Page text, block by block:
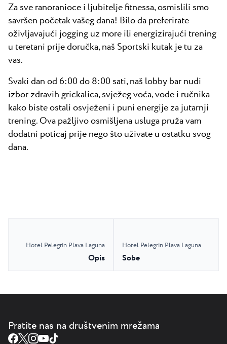
Za sve ranoranioce i ljubitelje fitnessa, osmislili smo
savršen početak vašeg dana! Bilo da preferirate
oživljavajući jogging uz more ili energizirajući trening
u teretani prije doručka, naš Sportski kutak je tu za
vas.
Svaki dan od 6:00 do 8:00 sati, naš lobby bar nudi
izbor zdravih grickalica, svježeg voća, vode i ručnika
kako biste ostali osvježeni i puni energije za jutarnji
trening. Ova pažljivo osmišljena usluga pruža vam
dodatni poticaj prije nego što uživate u ostatku svog
dana.
Hotel Pelegrin Plava Laguna
Opis
Hotel Pelegrin Plava Laguna
Sobe
Pratite nas na društvenim mrežama